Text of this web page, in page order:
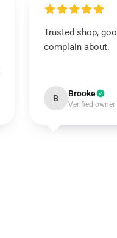
Trusted shop,
complain about.
B Brooke
Verified owner